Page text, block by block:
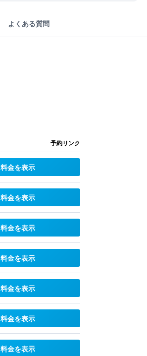
よくある質問
予約リンク
料金を表示
料金を表示
料金を表示
料金を表示
料金を表示
料金を表示
料金を表示